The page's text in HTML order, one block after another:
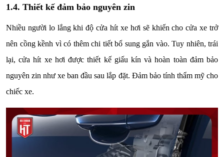
1.4. Thiết kế đảm bảo nguyên zin
Nhiều người lo lắng khi độ cửa hít xe hơi sẽ khiến cho cửa xe trở
nên cồng kềnh vì có thêm chi tiết bổ sung gắn vào. Tuy nhiên, trái
lại, cửa hít xe hơi được thiết kế giấu kín và hoàn toàn đảm bảo
nguyên zin như xe ban đầu sau lắp đặt. Đảm bảo tính thẩm mỹ cho
chiếc xe.